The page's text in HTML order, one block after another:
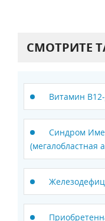
СМОТРИТЕ
Витамин
Синдром
(мегалобластная